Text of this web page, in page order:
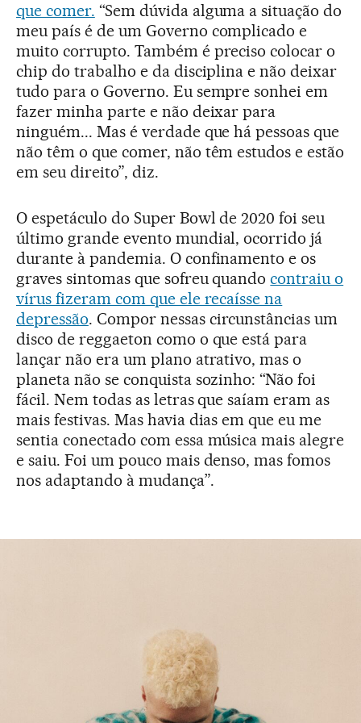
que comer. “Sem dúvida alguma a situação do
meu país é de um Governo complicado e
muito corrupto. Também é preciso colocar o
chip do trabalho e da disciplina e não deixar
tudo para o Governo. Eu sempre sonhei em
fazer minha parte e não deixar para
ninguém... Mas é verdade que há pessoas que
não têm o que comer, não têm estudos e estão
em seu direito”, diz.
O espetáculo do Super Bowl de 2020 foi seu
último grande evento mundial, ocorrido já
durante à pandemia. O confinamento e os
graves sintomas que sofreu quandocontraiu o
vírus fizeram com que ele recaísse na
depressão. Compor nessas circunstâncias um
disco de reggaeton como o que está para
lançar não era um plano atrativo, mas o
planeta não se conquista sozinho: “Não foi
fácil. Nem todas as letras que saíam eram as
mais festivas. Mas havia dias em que eu me
sentia conectado com essa música mais alegre
e saiu. Foi um pouco mais denso, mas fomos
nos adaptando à mudança”.